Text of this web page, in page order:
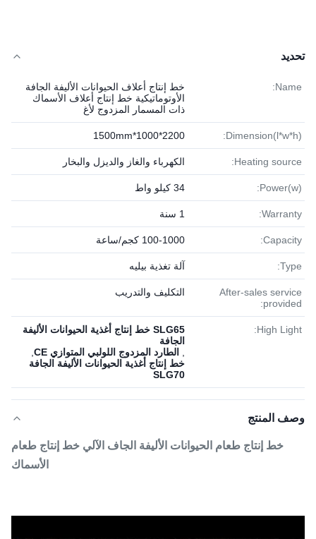
تحديد
Name:
خط إنتاج أعلاف الحيوانات الأليفة الجافة
الأوتوماتيكية خط إنتاج أعلاف الأسماك
ذات المسمار المزدوج لأغ
Dimension(l*w*h):
2200*1000*1500mm
Heating source: الكهرباء والغاز والديزل والبخار
Power(w): 34 كيلو واط
Warranty: 1 سنة
Capacity: 100-1000 كجم/ساعة
Type: آلة تغذية بيليه
After-sales service
provided:
التكليف والتدريب
High Light:
SLG65 خط إنتاج أغذية الحيوانات الأليفة
الجافة
الطارد المزدوج اللولبي المتوازي CE
خط إنتاج أغذية الحيوانات الأليفة الجافة
SLG70
وصف المنتج
خط إنتاج طعام الحيوانات الأليفة الجاف الآلي خط إنتاج طعام
الأسماك